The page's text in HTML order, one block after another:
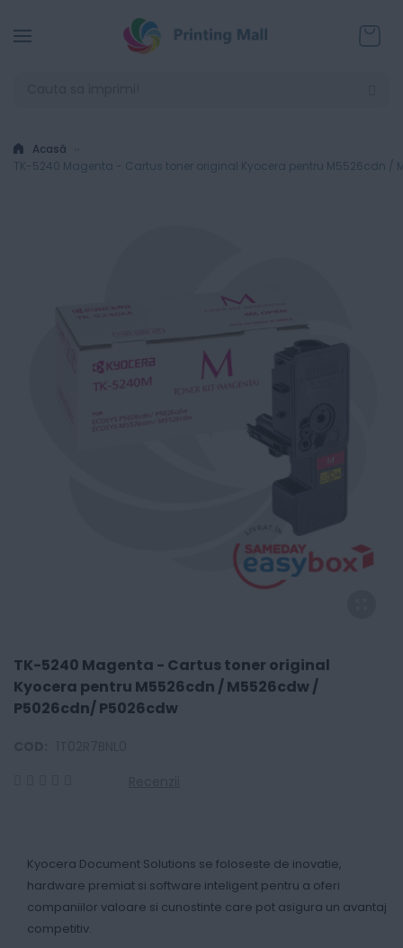
Acasă
TK-5240 Magenta - Cartus toner original Kyocera pentru M5526cdn /
TK-5240 Magenta - Cartus toner original
Kyocera pentru M5526cdn / M5526cdw /
P5026cdn/ P5026cdw
Kyocera Document Solutions se foloseste de inovatie,
hardware premiat si software inteligent pentru a oferi
companiilor valoare si cunostinte care pot asigura un avantaj
competitiv.